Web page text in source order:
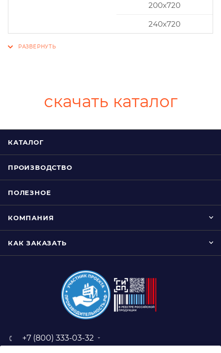
200х720
240х720
скачать каталог
КАТАЛОГ
ПРОИЗВОДСТВО
ПОЛЕЗНОЕ
КОМПАНИЯ
КАК ЗАКАЗАТЬ
+7 (800) 333-03-32